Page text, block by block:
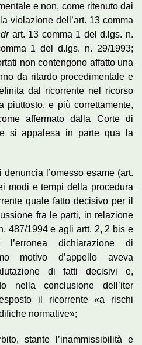
e non, come ritenuto dai
violazione dell’art. 13 comma
art. 13 comma 1 del d.lgs. n.
1 del d.lgs. n. 29/1993;
non contengono affatto una
da ritardo procedimentale e
dal ricorrente nel ricorso
piuttosto, e più correttamente,
affermato dalla Corte di
si appalesa in parte qua la
l’omesso esame (art.
modi e tempi della procedura
quale fatto decisivo per il
fra le parti, in relazione
487/1994 e agli artt. 2, 2 bis e
dichiarazione di
motivo d’appello aveva
di fatti decisivi e,
nella conclusione dell’iter
il ricorrente «a rischi
normative»;
stante l’inammissibilità e